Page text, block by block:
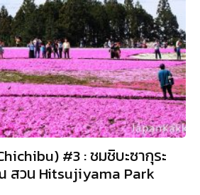
#3 : ชมชิบะซากุระ
สวน Hitsujiyama Park